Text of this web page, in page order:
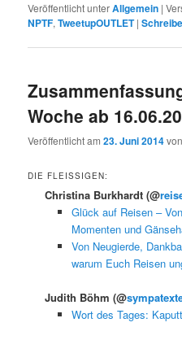
Veröffentlicht unterAllgemein |
NPTF,TweetupOUTLET |
Woche ab
Veröffentlicht am23. Juni 2014
DIE FLEISSIGEN:
Christina Burkhardt(@
Glück auf Reisen –
Momenten und
Von Neugierde,
warum Euch Reisen
Judith Böhm(@
Wort des Tages: